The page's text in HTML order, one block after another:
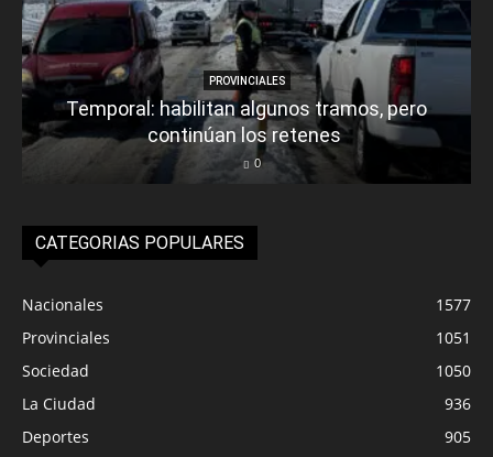
PROVINCIALES
Temporal: habilitan algunos tramos, pero
continúan los retenes
0
CATEGORIAS POPULARES
Nacionales
1577
Provinciales
1051
Sociedad
1050
La Ciudad
936
Deportes
905